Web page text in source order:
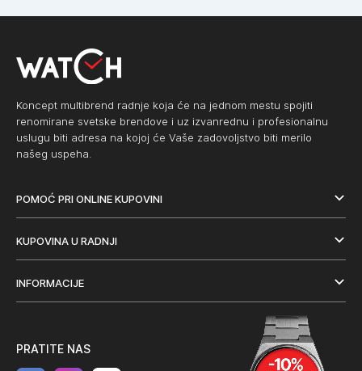
Koncept multibrend radnje koja će na jednom mestu spojiti
renomirane svetske brendove i uz izvanrednu i profesionalnu
uslugu biti adresa na kojoj će Vaše zadovoljstvo biti merilo
našeg uspeha.
POMOĆ PRI ONLINE KUPOVINI
KUPOVINA U RADNJI
INFORMACIJE
PRATITE NAS